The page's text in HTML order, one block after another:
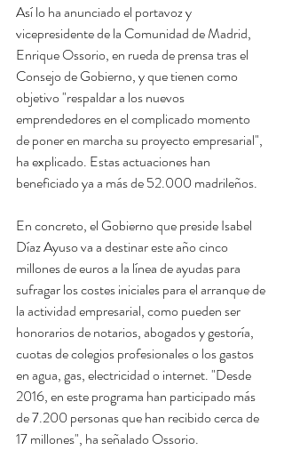
Así lo ha anunciado el portavoz y
vicepresidente de la Comunidad de Madrid,
Enrique Ossorio, en rueda de prensa tras el
Consejo de Gobierno, y que tienen como
objetivo "respaldar a los nuevos
emprendedores en el complicado momento
de poner en marcha su proyecto empresarial",
ha explicado. Estas actuaciones han
beneficiado ya a más de 52.000 madrileños.
En concreto, el Gobierno que preside Isabel
Díaz Ayuso va a destinar este año cinco
millones de euros a la línea de ayudas para
sufragar los costes iniciales para el arranque de
la actividad empresarial, como pueden ser
honorarios de notarios, abogados y gestoría,
cuotas de colegios profesionales o los gastos
en agua, gas, electricidad o internet. "Desde
2016, en este programa han participado más
de 7.200 personas que han recibido cerca de
17 millones", ha señalado Ossorio.